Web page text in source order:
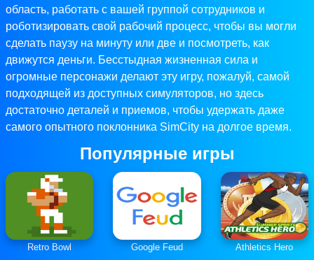
область, работать с вашей группой сотрудников и
роботизировать свой рабочий процесс, чтобы вы могли
сделать паузу на минуту или две и посмотреть, как
движутся деньги. Бесстыдная жизненная сила и
огромные персонажи делают эту игру, пожалуй, самой
подходящей из доступных симуляторов, но здесь
достаточно деталей и приемов, чтобы удержать даже
самого опытного поклонника SimCity на долгое время.
Популярные игры
Retro Bowl Google Feud Athletics Hero